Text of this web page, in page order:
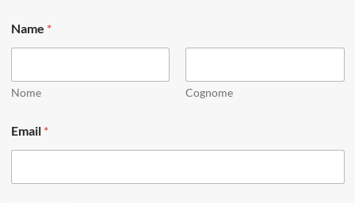
Name *
Nome Cognome
N
a
Email *